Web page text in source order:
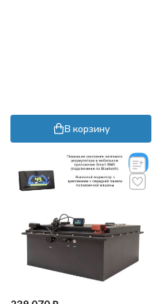
В корзину